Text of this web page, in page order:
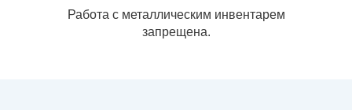
Работа с металлическим инвентарем
запрещена.